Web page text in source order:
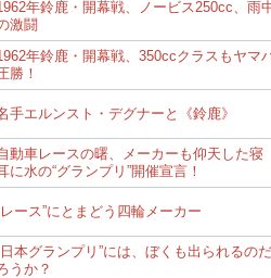
年鈴鹿・開幕戦、ノービス250cc、雨
激闘
年鈴鹿・開幕戦、350ccクラスもヤマ
勝！
手エルンスト・デグナーと《鈴鹿》
動車レースの曙、メーカーも仰天した寝
に水の“グランプリ”開催宣言！
レース”にとまどう四輪メーカー
日本グランプリ”には、ぼくも出られるのだ
うか？